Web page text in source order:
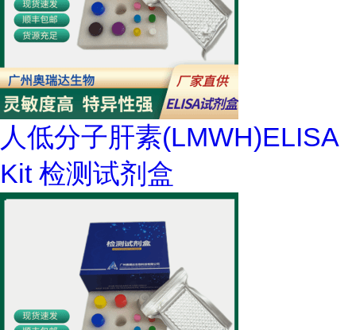
人低分子肝素(LMWH)ELISA
Kit 检测试剂盒